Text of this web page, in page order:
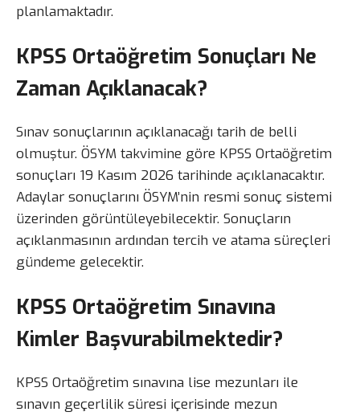
planlamaktadır.
KPSS Ortaöğretim Sonuçları Ne
Zaman Açıklanacak?
Sınav sonuçlarının açıklanacağı tarih de belli
olmuştur. ÖSYM takvimine göre KPSS Ortaöğretim
sonuçları 19 Kasım 2026 tarihinde açıklanacaktır.
Adaylar sonuçlarını ÖSYM’nin resmi sonuç sistemi
üzerinden görüntüleyebilecektir. Sonuçların
açıklanmasının ardından tercih ve atama süreçleri
gündeme gelecektir.
KPSS Ortaöğretim Sınavına
Kimler Başvurabilmektedir?
KPSS Ortaöğretim sınavına lise mezunları ile
sınavın geçerlilik süresi içerisinde mezun